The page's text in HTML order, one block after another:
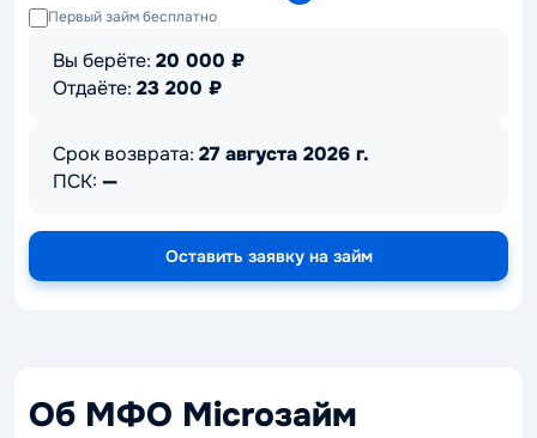
Первый займ бесплатно
Вы берёте: 20 000 ₽
Отдаёте: 23 200 ₽
Срок возврата: 27 августа 2026 г.
ПСК: —
Оставить заявку на займ
Об МФО Microзайм